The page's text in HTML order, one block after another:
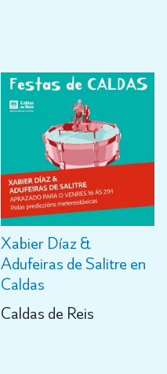
Xabier Díaz &
Adufeiras de Salitre en
Caldas
Caldas de Reis